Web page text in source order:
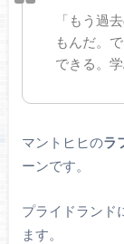
「もう過
もんだ。
できる。
マントヒヒのラ
ーンです。
プライドランド
ます。